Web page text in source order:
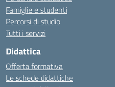
Famiglie e studenti
Percorsi di studio
Tutti i servizi
Didattica
Offerta formativa
Le schede didattiche